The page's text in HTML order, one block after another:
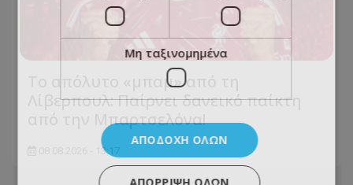
Το απόλυτο «μπαμ» από τη
Λίβερπουλ: Παίρνει δανεικό παίκτη
από την Μπαρτσελόνα!
08.08.2026 - 13:17
Μη ταξινομημένα
ΑΠΟΔΟΧΉ ΌΛΩΝ